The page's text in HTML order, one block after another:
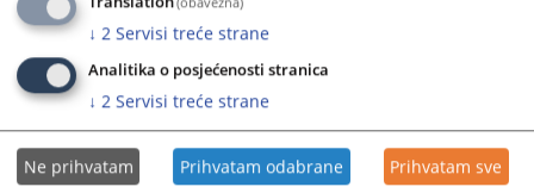
keyboard
shortcuts
for
dates.
shortcuts
dates.
↓ 2 Servisi treće strane
Analitika o posjećenosti stranica
↓ 2 Servisi treće strane
Ne prihvatam Prihvatam odabrane Prihvatam sve